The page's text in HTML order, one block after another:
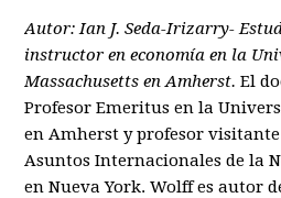
Autor: Ian J. Seda-Irizarry-
instructor en economía en la
Massachusetts en Amherst. El
Profesor Emeritus en la
en Amherst y profesor
Asuntos Internacionales de la
en Nueva York. Wolff es autor